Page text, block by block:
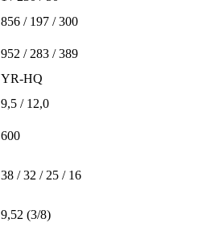
856 / 197 / 300
952 / 283 / 389
YR-HQ
9,5 / 12,0
600
38 / 32 / 25 / 16
9,52 (3/8)